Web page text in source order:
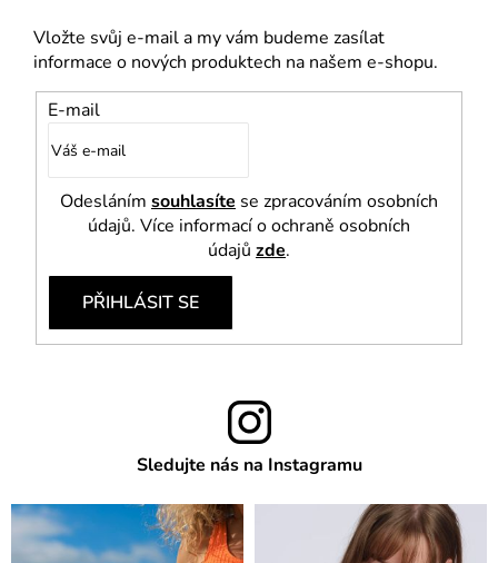
u
Vložte svůj e-mail a my vám budeme zasílat
informace o nových produktech na našem e-shopu.
E-mail
Odesláním souhlasíte se zpracováním osobních
údajů. Více informací o ochraně osobních
údajů zde.
PŘIHLÁSIT SE
Sledujte nás na Instagramu